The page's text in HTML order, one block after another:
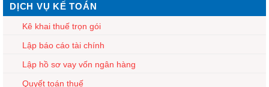
DỊCH VỤ KẾ TOÁN
Kê khai thuế trọn gói
Lập báo cáo tài chính
Lập hồ sơ vay vốn ngân hàng
Quyết toán thuế